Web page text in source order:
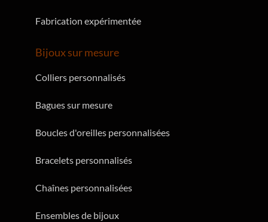
Bijoux sur mesure
Colliers personnalisés
Bagues sur mesure
Boucles d'oreilles personnalisées
Bracelets personnalisés
Chaînes personnalisées
Ensembles de bijoux
Fabrication expérimentée